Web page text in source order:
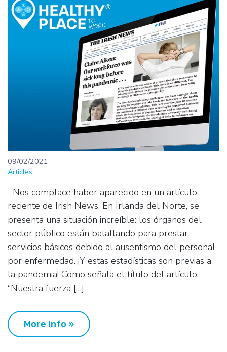
09/02/2021
Articles
Nos complace haber aparecido en un artículo
reciente de Irish News. En Irlanda del Norte, se
presenta una situación increíble: los órganos del
sector público están batallando para prestar
servicios básicos debido al ausentismo del personal
por enfermedad. ¡Y estas estadísticas son previas a
la pandemia! Como señala el título del artículo,
“Nuestra fuerza […]
More Info »